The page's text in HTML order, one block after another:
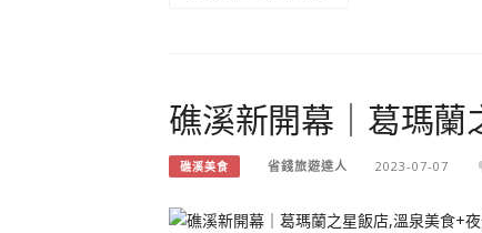
礁溪新開幕｜葛瑪蘭
礁溪美食 省錢旅遊達人 2023-07-07